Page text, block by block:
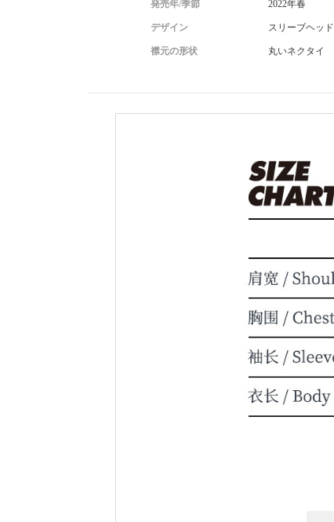
発売年/季節 2022年春
デザイン スリーブヘッド
襟元の形状 丸いネクタイ